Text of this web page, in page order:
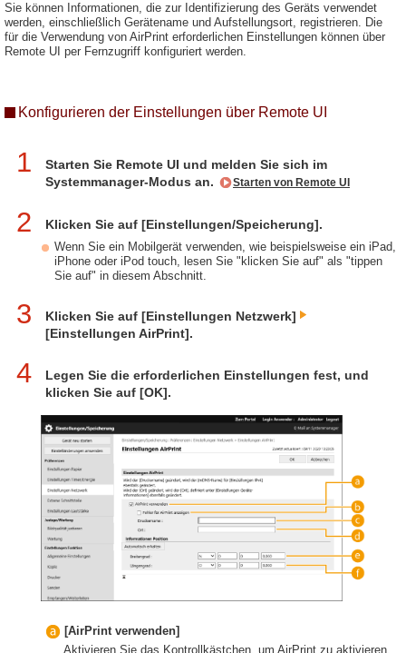
Sie können Informationen, die zur Identifizierung des Geräts verwendet
werden, einschließlich Gerätename und Aufstellungsort, registrieren. Die
für die Verwendung von AirPrint erforderlichen Einstellungen können über
Remote UI per Fernzugriff konfiguriert werden.
Konfigurieren der Einstellungen über Remote UI
1
Starten Sie Remote UI und melden Sie sich im
Systemmanager-Modus an.
Starten von Remote UI
2 Klicken Sie auf [Einstellungen/Speicherung].
Wenn Sie ein Mobilgerät verwenden, wie beispielsweise ein iPad,
iPhone oder iPod touch, lesen Sie "klicken Sie auf" als "tippen
Sie auf" in diesem Abschnitt.
3
Klicken Sie auf [Einstellungen Netzwerk]
[Einstellungen AirPrint].
4
Legen Sie die erforderlichen Einstellungen fest, und
klicken Sie auf [OK].
[AirPrint verwenden]
Aktivieren Sie das Kontrollkästchen, um AirPrint zu aktivieren.